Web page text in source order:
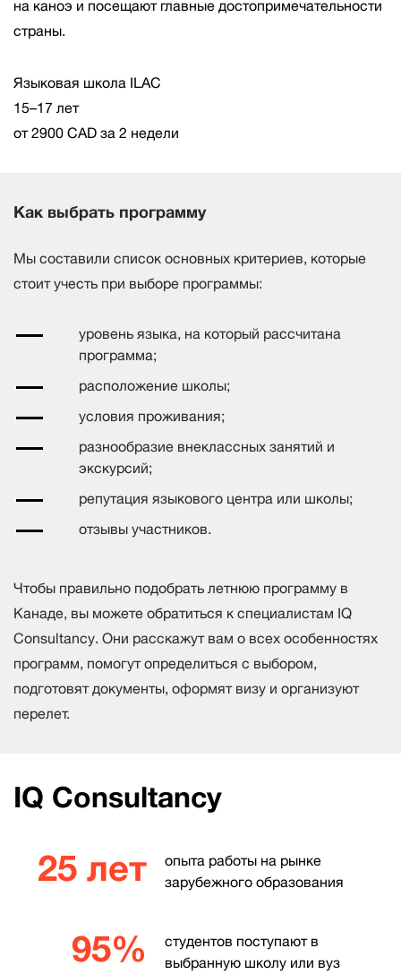
на каноэ и посещают главные достопримечательности
страны.
Языковая школа ILAC
15–17 лет
от 2900 CAD за 2 недели
Как выбрать программу
Мы составили список основных критериев, которые
стоит учесть при выборе программы:
уровень языка, на который рассчитана
программа;
расположение школы;
условия проживания;
разнообразие внеклассных занятий и
экскурсий;
репутация языкового центра или школы;
отзывы участников.
Чтобы правильно подобрать летнюю программу в
Канаде, вы можете обратиться к специалистам IQ
Consultancy. Они расскажут вам о всех особенностях
программ, помогут определиться с выбором,
подготовят документы, оформят визу и организуют
перелет.
IQ Consultancy
25 лет
опыта работы на рынке
зарубежного образования
95%
студентов поступают в
выбранную школу или вуз